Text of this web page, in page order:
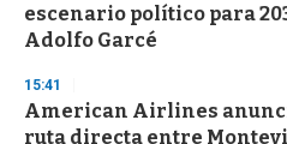
escenario político para
Adolfo Garcé
15:41
American Airlines
ruta directa entre